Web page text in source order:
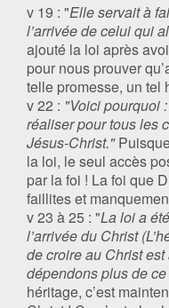
v 19 : "Elle servait à
l’arrivée de celui qui
ajouté la loi après
pour nous prouver
telle promesse, un tel
v 22 : "Voici pourquoi
réaliser pour tous les
Jésus-Christ."
la loi, le seul accès
par la foi ! La foi que
faillites et
v 23 à 25 : "La loi a
l’arrivée du Christ
de croire au Christ
dépendons plus de
héritage, c’est